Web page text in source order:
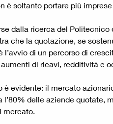
è soltanto portare più
dalla ricerca del Politecnico
che la quotazione, se
l’avvio di un percorso di
di ricavi, redditività e
è evidente: il mercato
l’80% delle aziende quotate,
mercato.